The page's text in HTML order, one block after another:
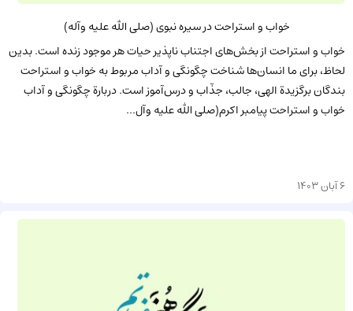
خواب و استراحت در سیره نبوى (صلى الله علیه وآله)
خواب و استراحت از بخش‌های اجتناب ناپذیر حیات هر موجود زنده است. بدین
لحاظ، برای ما انسان‌ها شناخت چگونگی و آداب مربوط به خواب و استراحت
بندگان برگزیدة الهی، جالب، جذّاب و درس‌آموز است. دربارة چگونگی و آداب
خواب و استراحت پیامبر اکرم(صلی الله علیه وآل...
6 آبان 1403